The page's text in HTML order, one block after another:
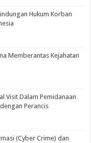
Hukum Korban
Memberantas Kejahatan
Visit Dalam Pemidanaan
Perancis
(Cyber Crime) dan